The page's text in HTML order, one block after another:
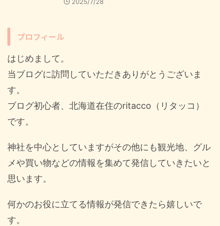
2025/7/28
プロフィール
はじめまして。
当ブログに訪問していただきありがとうございま
す。
ブログ初心者、北海道在住のritacco（リタッコ）
です。
神社を中心としていますがその他にも観光地、グル
メや買い物などの情報を集めて発信していきたいと
思います。
何かのお役に立てる情報が発信できたら嬉しいで
す。